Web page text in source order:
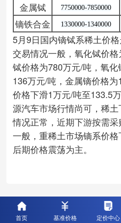
金属铽
7750000-7850000
镝铁合金
1330000-1340000
5月9日国内镝铽系稀土价
交易情况一般，氧化铽价
铽价格为780万元/吨，氧
136万元/吨，金属镝价格
价格下滑1万元/吨至133.5
源汽车市场行情尚可，稀
情况正常，近期下游按需
一般，重稀土市场镝系价格
后期价格震荡为主。
首页 基准价格 定价中心